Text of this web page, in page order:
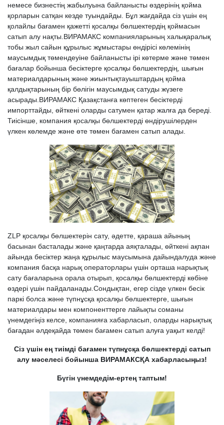
немесе бизнестің жабылуына байланысты өздерінің қойма
қорларын сатқан кезде туындайды. Бұл жағдайда сіз үшін ең
қолайлы бағамен қажетті қосалқы бөлшектердің қоймасын
сатып алу нақты.ВИРАМАКС компанияларының халықаралық
тобы жыл сайын құрылыс жұмыстары өндірісі көлемінің
маусымдық төмендеуіне байланысты ірі көтерме және төмен
бағалар бойынша бесіктерге қосалқы бөлшектердің, шығын
материалдарының және жиынтықтауыштардың қойма
қалдықтарының бір бөлігін маусымдық сатуды жүзеге
асырады.ВИРАМАКС Қазақстанға көптеген бесіктерді
импорттайды, өйткені оларды сатумен қатар жалға да береді.
Тиісінше, компания қосалқы бөлшектерді өндірушілерден
үлкен көлемде және өте төмен бағамен сатып алады.
ZLP қосалқы бөлшектерін сату, әдетте, қараша айының
басынан басталады және қаңтарда аяқталады, өйткені ақпан
айында бесіктер жаңа құрылыс маусымына дайындалуда және
компания басқа нарық операторлары үшін орташа нарықтық
сату бағаларына орала отырып, қосалқы бөлшектерді көбіне
өздері үшін пайдаланады.Сондықтан, егер сізде үлкен бесік
паркі болса және түпнұсқа қосалқы бөлшектерге, шығын
материалдары мен компоненттерге лайықты соманы
үнемдегіңіз келсе, компанияға хабарласып, оларды нарықтық
бағадан әлдеқайда төмен бағамен сатып алуға уақыт келді!
Сіз үшін ең тиімді бағамен түпнұсқа бөлшектерді сатып
алу мәселесі бойынша ВИРАМАКСҚА хабарласыңыз!
Бүгін үнемдедім-ертең таптым!